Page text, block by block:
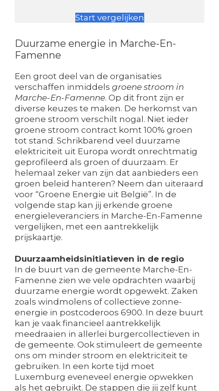
Start vergelijken
Duurzame energie in Marche-En-
Famenne
Een groot deel van de organisaties
verschaffen inmiddels groene stroom in
Marche-En-Famenne. Op dit front zijn er
diverse keuzes te maken. De herkomst van
groene stroom verschilt nogal. Niet ieder
groene stroom contract komt 100% groen
tot stand. Schrikbarend veel duurzame
elektriciteit uit Europa wordt onrechtmatig
geprofileerd als groen of duurzaam. Er
helemaal zeker van zijn dat aanbieders een
groen beleid hanteren? Neem dan uiteraard
voor “Groene Energie uit België”. In de
volgende stap kan jij erkende groene
energieleveranciers in Marche-En-Famenne
vergelijken, met een aantrekkelijk
prijskaartje.
Duurzaamheidsinitiatieven in de regio
In de buurt van de gemeente Marche-En-
Famenne zien we vele opdrachten waarbij
duurzame energie wordt opgewekt. Zaken
zoals windmolens of collectieve zonne-
energie in postcoderoos 6900. In deze buurt
kan je vaak financieel aantrekkelijk
meedraaien in allerlei burgercollectieven in
de gemeente. Ook stimuleert de gemeente
ons om minder stroom en elektriciteit te
gebruiken. In een korte tijd moet
Luxemburg eveneveel energie opwekken
als het gebruikt. De stappen die jij zelf kunt